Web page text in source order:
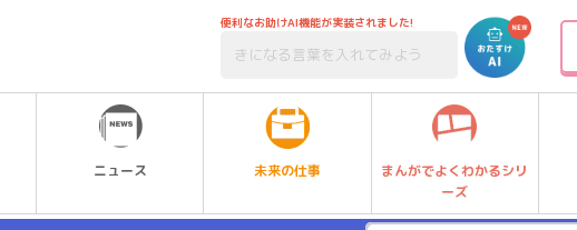
便利なお助けAI機能が実装されました!
ニュース 未来の仕事
まんがでよくわかるシリ
ーズ